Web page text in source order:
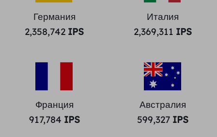
Германия
2,358,742 IPS
Италия
2,369,311 IPS
Франция
917,784 IPS
Австралия
599,327 IPS